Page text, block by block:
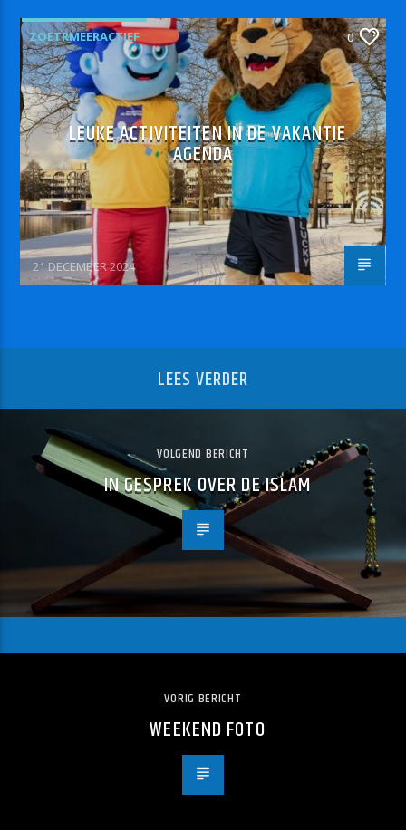
ZOETRMEERACTIEF 0
LEUKE ACTIVITEITEN IN DE VAKANTIE
AGENDA
21 DECEMBER 2024
LEES VERDER
VOLGEND BERICHT
IN GESPREK OVER DE ISLAM
VORIG BERICHT
WEEKEND FOTO